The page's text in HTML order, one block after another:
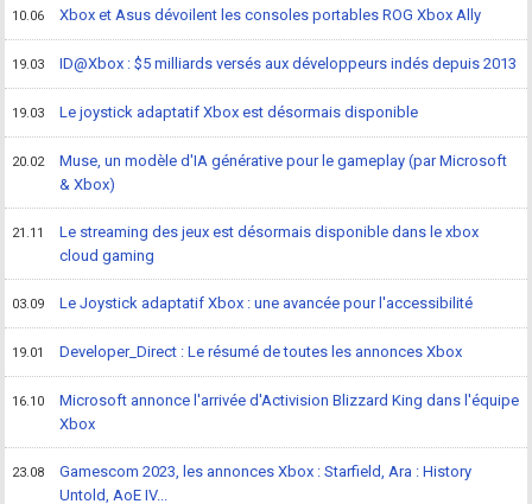
10.06 Xbox et Asus dévoilent les consoles portables ROG Xbox Ally
19.03 ID@Xbox : $5 milliards versés aux développeurs indés depuis 2013
19.03 Le joystick adaptatif Xbox est désormais disponible
20.02
Muse, un modèle d'IA générative pour le gameplay (par Microsoft
& Xbox)
21.11
Le streaming des jeux est désormais disponible dans le xbox
cloud gaming
03.09 Le Joystick adaptatif Xbox : une avancée pour l'accessibilité
19.01 Developer_Direct : Le résumé de toutes les annonces Xbox
16.10
Microsoft annonce l'arrivée d'Activision Blizzard King dans l'équipe
Xbox
23.08
Gamescom 2023, les annonces Xbox : Starfield, Ara : History
Untold, AoE IV...